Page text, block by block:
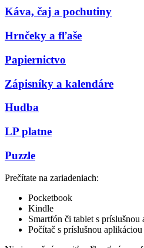
Káva, čaj a pochutiny
Hrnčeky a fľaše
Papiernictvo
Zápisníky a kalendáre
Hudba
LP platne
Puzzle
Prečítate na zariadeniach:
Pocketbook
Kindle
Smartfón či tablet s príslušnou
Počítač s príslušnou aplikáciou